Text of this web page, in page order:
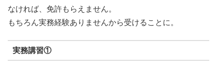
なければ、免許もらえません。
もちろん実務経験ありませんから受けることに。
実務講習①